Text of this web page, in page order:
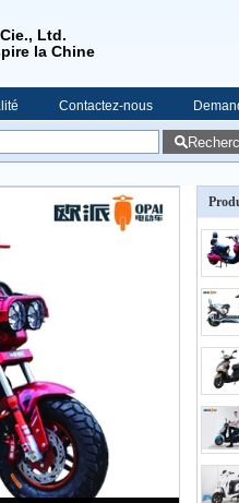
Ltd.
la Chine
Contactez-nous